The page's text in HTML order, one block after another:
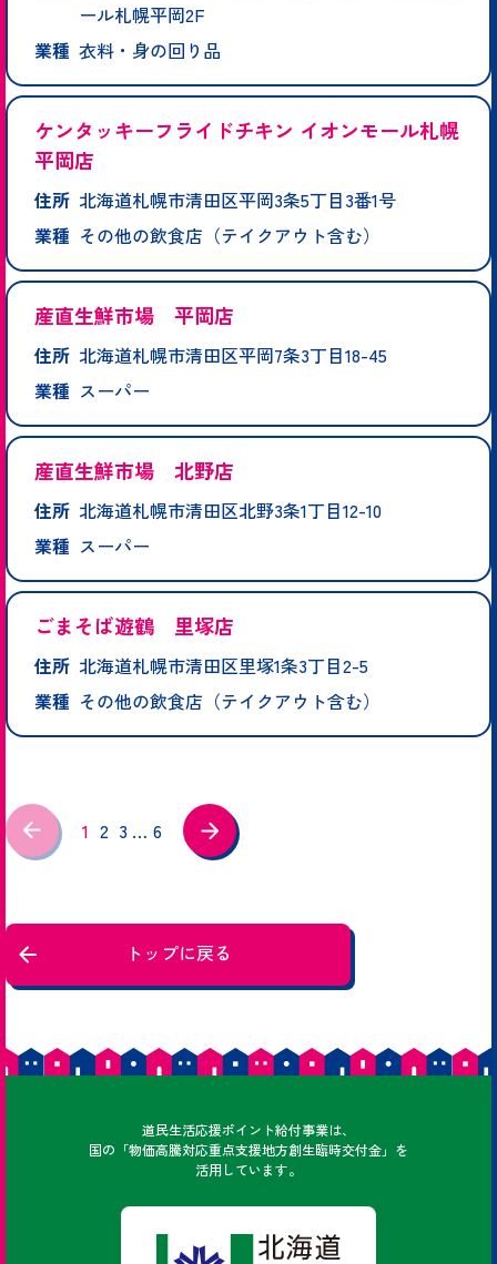
ール札幌平岡2F
業種 衣料・身の回り品
ケンタッキーフライドチキン イオンモール札幌
平岡店
住所 北海道札幌市清田区平岡3条5丁目3番1号
業種 その他の飲食店（テイクアウト含む）
産直生鮮市場 平岡店
住所 北海道札幌市清田区平岡7条3丁目18-45
業種 スーパー
産直生鮮市場 北野店
住所 北海道札幌市清田区北野3条1丁目12-10
業種 スーパー
ごまそば遊鶴 里塚店
住所 北海道札幌市清田区里塚1条3丁目2-5
業種 その他の飲食店（テイクアウト含む）
1 2 3 … 6
トップに戻る
道民どうみん
生活応援ポイント給付事業は、
国の「物価高騰対応重点支援地方創生臨時交付金」を
活用しています。